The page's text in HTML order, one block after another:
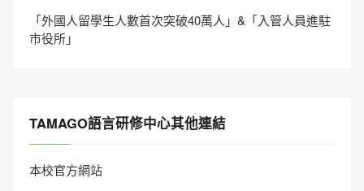
「外國人留學生人數首次突破40萬人」&「入管人員進駐
市役所」
TAMAGO語言研修中心其他連結
本校官方網站